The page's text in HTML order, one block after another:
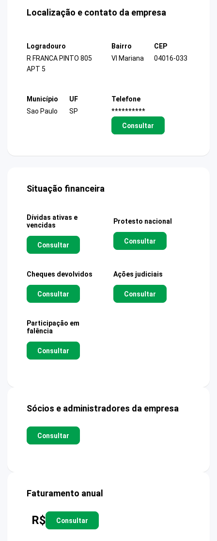
Localização e contato da empresa
Logradouro
R FRANCA PINTO 805
APT 5
Bairro
Vl Mariana
CEP
04016-033
Município
Sao Paulo
UF
SP
Telefone
**********
Consultar
Situação financeira
Dívidas ativas e
vencidas
Consultar
Protesto nacional
Consultar
Cheques devolvidos
Consultar
Ações judiciais
Consultar
Participação em
falência
Consultar
Sócios e administradores da empresa
Consultar
Faturamento anual
R$ Consultar